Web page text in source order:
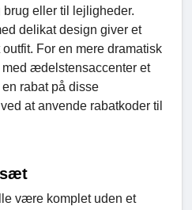
eller til lejligheder.
delikat design giver et
For en mere dramatisk
ædelstensaccenter et
rabat på disse
at anvende rabatkoder til
sæt
være komplet uden et